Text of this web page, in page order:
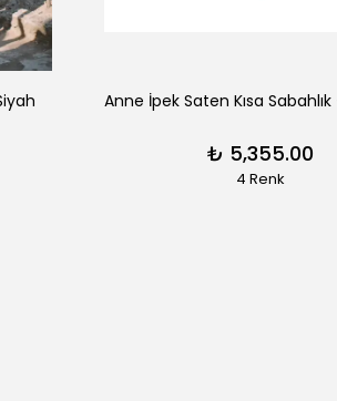
₺ 5,355.00
4 Renk